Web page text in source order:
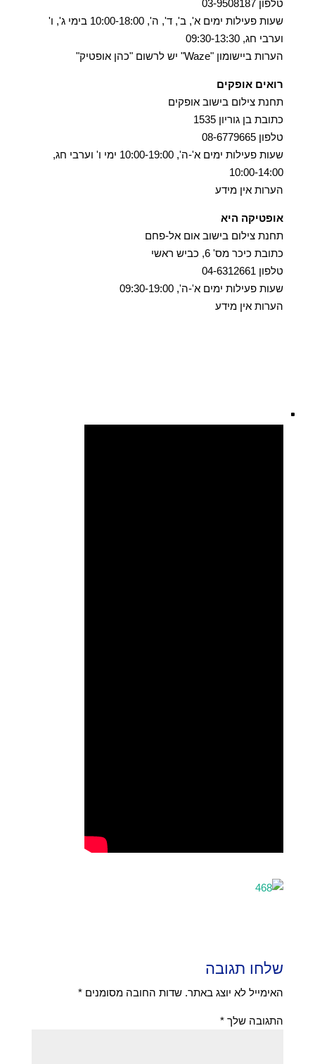
טלפון 03-9508187
שעות פעילות ימים א', ב', ד', ה', 10:00-18:00 בימי ג', ו'
וערבי חג, 09:30-13:30
הערות ביישומון "Waze" יש לרשום "כהן אופטיק"
רואים אופקים
תחנת צילום בישוב אופקים
כתובת בן גוריון 1535
טלפון 08-6779665
שעות פעילות ימים א'-ה', 10:00-19:00 ימי ו' וערבי חג,
10:00-14:00
הערות אין מידע
אופטיקה היא
תחנת צילום בישוב אום אל-פחם
כתובת כיכר מס' 6, כביש ראשי
טלפון 04-6312661
שעות פעילות ימים א'-ה', 09:30-19:00
הערות אין מידע
שלחו תגובה
האימייל לא יוצג באתר. שדות החובה מסומנים *
התגובה שלך *